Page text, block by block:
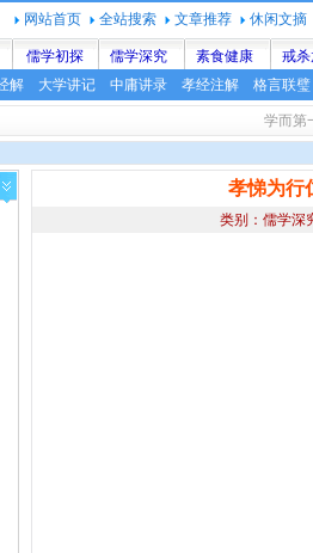
网站首页 全站搜索 文章推荐 休闲文摘
儒学初探 儒学深究 素食健康
戒
解 大学讲记 中庸讲录 孝经注解 格言联璧
学而
孝悌为行
类别：儒学深